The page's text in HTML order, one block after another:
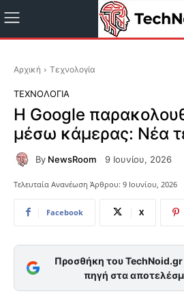
Αρχική Τεχνολογία
ΤΕΧΝΟΛΟΓΊΑ
Η Google
μέσω κάμερας: Νέα
By NewsRoom 9 Ιουνίου, 2026
Τελευταία Ανανέωση Άρθρου: 9 Ιουνίου, 2026
Facebook X
Προσθήκη του
πηγή στα